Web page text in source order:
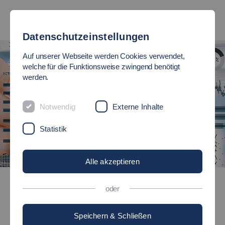
©
Bachelor of Science (B.Sc.)
DIGITAL BUSINESS
Datenschutzeinstellungen
Auf unserer Webseite werden Cookies verwendet,
welche für die Funktionsweise zwingend benötigt
werden.
Notwendig Externe Inhalte
Statistik
Alle akzeptieren
oder
Speichern & Schließen